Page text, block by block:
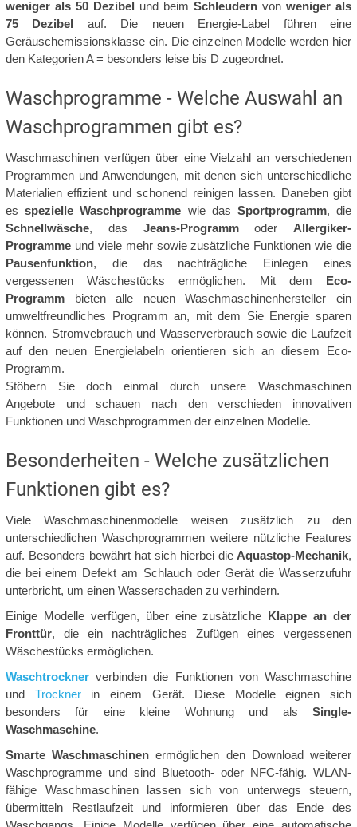
weniger als 50 Dezibel und beim Schleudern von weniger als
75 Dezibel auf. Die neuen Energie-Label führen eine
Geräuschemissionsklasse ein. Die einzelnen Modelle werden hier
den Kategorien A = besonders leise bis D zugeordnet.
Waschprogramme - Welche Auswahl an
Waschprogrammen gibt es?
Waschmaschinen verfügen über eine Vielzahl an verschiedenen
Programmen und Anwendungen, mit denen sich unterschiedliche
Materialien effizient und schonend reinigen lassen. Daneben gibt
esspezielle Waschprogramme wie das Sportprogramm, die
Schnellwäsche, das Jeans-Programmoder Allergiker-
Programme und viele mehr sowie zusätzliche Funktionen wie die
Pausenfunktion, die das nachträgliche Einlegen eines
vergessenen Wäschestücks ermöglichen. Mit dem Eco-
Programm bieten alle neuen Waschmaschinenhersteller ein
umweltfreundliches Programm an, mit dem Sie Energie sparen
können. Stromvebrauch und Wasserverbrauch sowie die Laufzeit
auf den neuen Energielabeln orientieren sich an diesem Eco-
Programm.
Stöbern Sie doch einmal durch unsere Waschmaschinen
Angebote und schauen nach den verschieden innovativen
Funktionen und Waschprogrammen der einzelnen Modelle.
Besonderheiten - Welche zusätzlichen
Funktionen gibt es?
Viele Waschmaschinenmodelle weisen zusätzlich zu den
unterschiedlichen Waschprogrammen weitere nützliche Features
auf. Besonders bewährt hat sich hierbei die Aquastop-Mechanik,
die bei einem Defekt am Schlauch oder Gerät die Wasserzufuhr
unterbricht, um einen Wasserschaden zu verhindern.
Einige Modelle verfügen, über eine zusätzliche Klappe an der
Fronttür, die ein nachträgliches Zufügen eines vergessenen
Wäschestücks ermöglichen.
Waschtrockner verbinden die Funktionen von Waschmaschine
und Trocknerin einem Gerät. Diese Modelle eignen sich
besonders für eine kleine Wohnung und als Single-
Waschmaschine.
Smarte Waschmaschinen ermöglichen den Download weiterer
Waschprogramme und sind Bluetooth- oder NFC-fähig. WLAN-
fähige Waschmaschinen lassen sich von unterwegs steuern,
übermitteln Restlaufzeit und informieren über das Ende des